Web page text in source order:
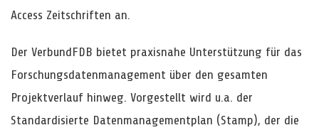
Access Zeitschriften an.
Der VerbundFDB bietet praxisnahe Unterstützung für das
Forschungsdatenmanagement über den gesamten
Projektverlauf hinweg. Vorgestellt wird u.a. der
Standardisierte Datenmanagementplan (Stamp), der die